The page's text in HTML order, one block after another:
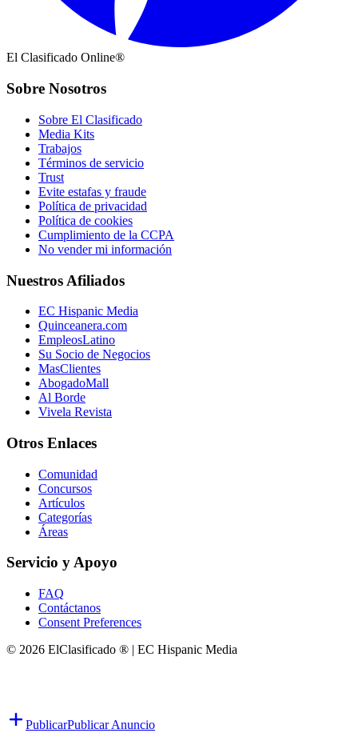
El Clasificado Online®
Sobre Nosotros
Sobre El Clasificado
Media Kits
Trabajos
Términos de servicio
Trust
Evite estafas y fraude
Política de privacidad
Política de cookies
Cumplimiento de la CCPA
No vender mi información
Nuestros Afiliados
EC Hispanic Media
Quinceanera.com
EmpleosLatino
Su Socio de Negocios
MasClientes
AbogadoMall
Al Borde
Vivela Revista
Otros Enlaces
Comunidad
Concursos
Artículos
Categorías
Áreas
Servicio y Apoyo
FAQ
Contáctanos
Consent Preferences
© 2026 ElClasificado ® | EC Hispanic Media
PublicarPublicar Anuncio